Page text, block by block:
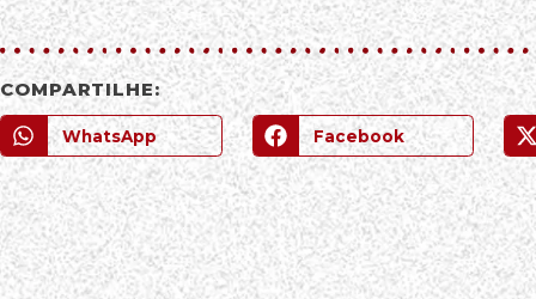
COMPARTILHE:
WhatsApp Facebook